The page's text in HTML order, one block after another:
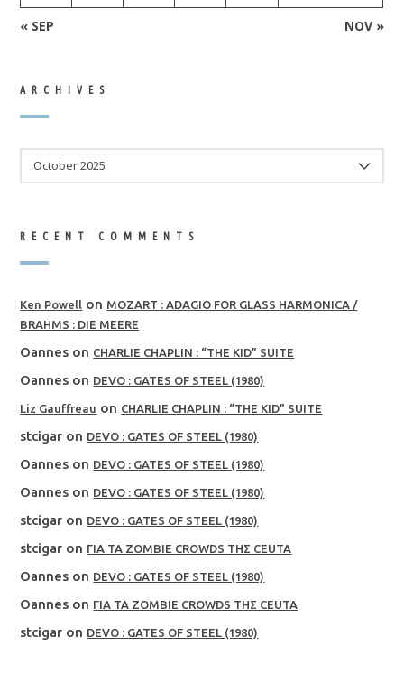
« SEP NOV »
ARCHIVES
RECENT COMMENTS
Ken Powell on MOZART : ADAGIO FOR GLASS HARMONICA /
BRAHMS : DIE MEERE
Oannes on CHARLIE CHAPLIN : “THE KID” SUITE
Oannes on DEVO : GATES OF STEEL (1980)
Liz Gauffreau on CHARLIE CHAPLIN : “THE KID” SUITE
stcigar on DEVO : GATES OF STEEL (1980)
Oannes on DEVO : GATES OF STEEL (1980)
Oannes on DEVO : GATES OF STEEL (1980)
stcigar on DEVO : GATES OF STEEL (1980)
stcigar on ΓΙΑ ΤΑ ZOMBIE CROWDS ΤΗΣ CEUTA
Oannes on DEVO : GATES OF STEEL (1980)
Oannes on ΓΙΑ ΤΑ ZOMBIE CROWDS ΤΗΣ CEUTA
stcigar on DEVO : GATES OF STEEL (1980)